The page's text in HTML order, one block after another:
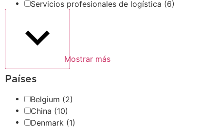
Servicios profesionales de logística (6)
Mostrar más
Países
Belgium (2)
China (10)
Denmark (1)